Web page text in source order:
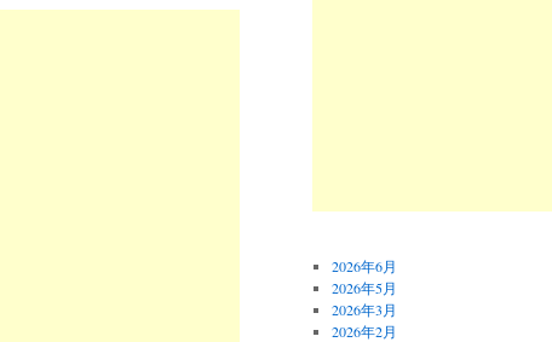
2026年6月
2026年5月
2026年3月
2026年2月